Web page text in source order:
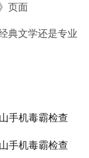
页面
典文学还是专业
手机毒霸检查
手机毒霸检查